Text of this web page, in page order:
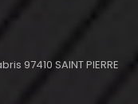
97410 SAINT PIERRE